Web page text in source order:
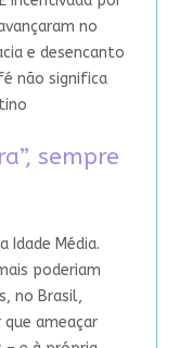
no
e desencanto
não significa
sempre
Idade Média.
poderiam
no Brasil,
ameaçar